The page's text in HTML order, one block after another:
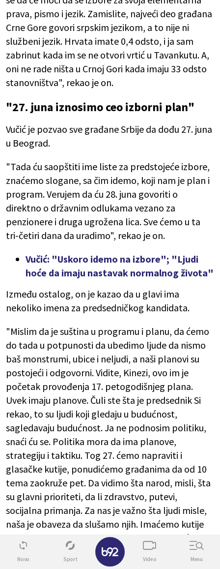
prava, pismo i jezik. Zamislite, najveći deo građana
Crne Gore govori srpskim jezikom, a to nije ni
službeni jezik. Hrvata imate 0,4 odsto, i ja sam
zabrinut kada im se ne otvori vrtić u Tavankutu. A,
oni ne rade ništa u Crnoj Gori kada imaju 33 odsto
stanovništva", rekao je on.
"27. juna iznosimo ceo izborni plan"
Vučić je pozvao sve građane Srbije da dođu 27. juna
u Beograd.
"Tada ću saopštiti ime liste za predstojeće izbore,
znaćemo slogane, sa čim idemo, koji nam je plan i
program. Verujem da ću 28. juna govoriti o
direktno o državnim odlukama vezano za
penzionere i druga ugrožena lica. Sve ćemo u ta
tri-četiri dana da uradimo", rekao je on.
Vučić: "Uskoro idemo na izbore"; "Ljudi
hoće da imaju nastavak normalnog života"
Između ostalog, on je kazao da u glavi ima
nekoliko imena za predsedničkog kandidata.
"Mislim da je suština u programu i planu, da ćemo
do tada u potpunosti da ubedimo ljude da nismo
baš monstrumi, ubice i neljudi, a naši planovi su
postojeći i odgovorni. Vidite, Kinezi, ovo im je
početak provođenja 17. petogodišnjeg plana.
Uvek imaju planove. Čuli ste šta je predsednik Si
rekao, to su ljudi koji gledaju u budućnost,
sagledavaju budućnost. Ja ne podnosim politiku,
snaći ću se. Politika mora da ima planove,
strategiju i taktiku. Tog 27. ćemo napraviti i
glasačke kutije, ponudićemo građanima da od 10
tema zaokruže pet. Da vidimo šta narod, misli, šta
su glavni prioriteti, da li zdravstvo, putevi,
socijalna primanja. Za nas je važno šta ljudi misle,
naša je obaveza da slušamo njih. Imaćemo kutije
na mnogo mesta, pored toga papir, i svako će
moći da zaokruži", kazao je on.
Novo Sport Video Menu
✕